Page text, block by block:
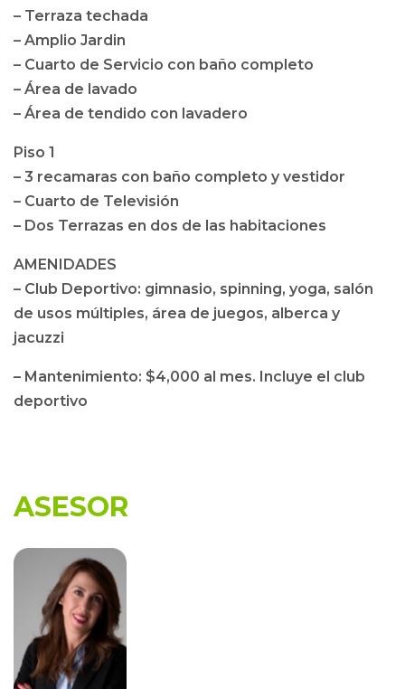
– Terraza techada
– Amplio Jardin
– Cuarto de Servicio con baño completo
– Área de lavado
– Área de tendido con lavadero
Piso 1
– 3 recamaras con baño completo y vestidor
– Cuarto de Televisión
– Dos Terrazas en dos de las habitaciones
AMENIDADES
– Club Deportivo: gimnasio, spinning, yoga, salón
de usos múltiples, área de juegos, alberca y
jacuzzi
– Mantenimiento: $4,000 al mes. Incluye el club
deportivo
ASESOR